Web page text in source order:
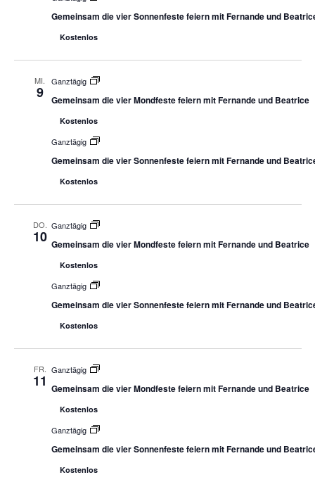
Gemeinsam die vier Sonnenfeste feiern mit Fernande und
Kostenlos
MI.
9
Ganztägig
Gemeinsam die vier Mondfeste feiern mit Fernande und Beatrice
Kostenlos
Ganztägig
Gemeinsam die vier Sonnenfeste feiern mit Fernande und
Kostenlos
DO.
10
Ganztägig
Gemeinsam die vier Mondfeste feiern mit Fernande und Beatrice
Kostenlos
Ganztägig
Gemeinsam die vier Sonnenfeste feiern mit Fernande und
Kostenlos
FR.
11
Ganztägig
Gemeinsam die vier Mondfeste feiern mit Fernande und Beatrice
Kostenlos
Ganztägig
Gemeinsam die vier Sonnenfeste feiern mit Fernande und
Kostenlos